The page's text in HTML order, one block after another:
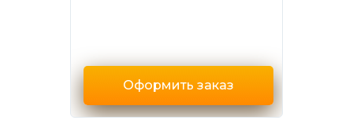
Оформить заказ